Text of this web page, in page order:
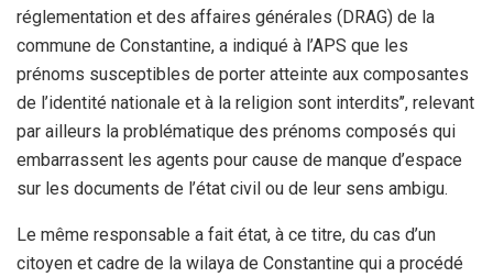
réglementation et des affaires générales (DRAG) de la
commune de Constantine, a indiqué à l’APS que les
prénoms susceptibles de porter atteinte aux composantes
de l’identité nationale et à la religion sont interdits’’, relevant
par ailleurs la problématique des prénoms composés qui
embarrassent les agents pour cause de manque d’espace
sur les documents de l’état civil ou de leur sens ambigu.
Le même responsable a fait état, à ce titre, du cas d’un
citoyen et cadre de la wilaya de Constantine qui a procédé